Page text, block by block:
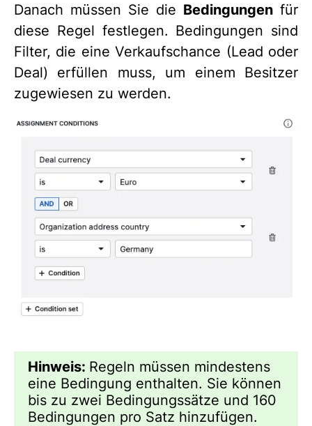
Danach müssen Sie die Bedingungen für
diese Regel festlegen. Bedingungen sind
Filter, die eine Verkaufschance (Lead oder
Deal) erfüllen muss, um einem Besitzer
zugewiesen zu werden.
Hinweis: Regeln müssen mindestens
eine Bedingung enthalten. Sie können
bis zu zwei Bedingungssätze und 160
Bedingungen pro Satz hinzufügen.